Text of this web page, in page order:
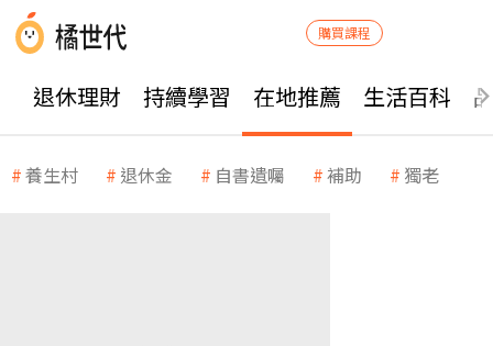
購買課程
退休理財 持續學習 在地推薦 生活百科
養生村 退休金 自書遺囑 補助 獨老